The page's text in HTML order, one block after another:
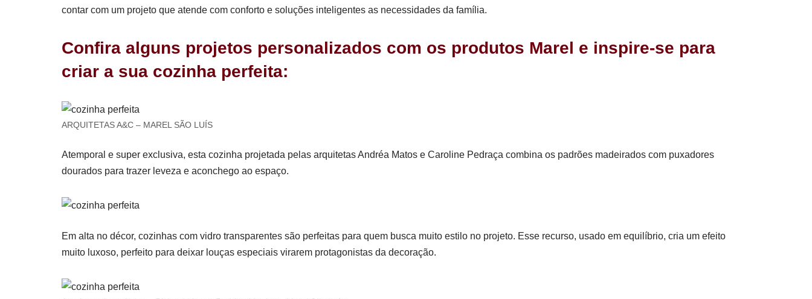
contar com um projeto que atende com conforto e soluções inteligentes as necessidades da família.
Confira alguns projetos personalizados com os produtos Marel e inspire-se para
criar a sua cozinha perfeita:
ARQUITETAS A&C – MAREL SÃO LUÍS
Atemporal e super exclusiva, esta cozinha projetada pelas arquitetas Andréa Matos e Caroline Pedraça combina os padrões madeirados com puxadores
dourados para trazer leveza e aconchego ao espaço.
Em alta no décor, cozinhas com vidro transparentes são perfeitas para quem busca muito estilo no projeto. Esse recurso, usado em equilíbrio, cria um efeito
muito luxoso, perfeito para deixar louças especiais virarem protagonistas da decoração.